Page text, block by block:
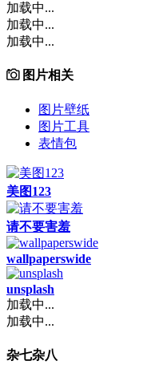
加载中...
加载中...
加载中...
图片相关
图片壁纸
图片工具
表情包
美图123
请不要害羞
wallpaperswide
unsplash
加载中...
加载中...
杂七杂八